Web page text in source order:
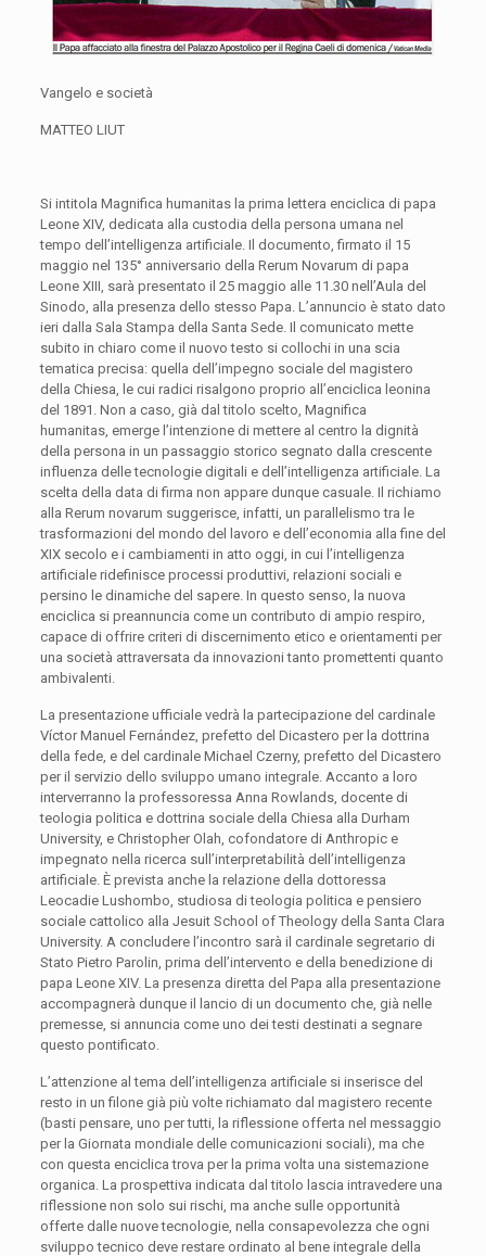
Vangelo e società
MATTEO LIUT
Si intitola Magnifica humanitasla prima lettera enciclica di papa
Leone XIV, dedicata alla custodia della persona umana nel
tempo dell’intelligenza artificiale. Il documento, firmato il 15
maggio nel 135° anniversario della Rerum Novarum di papa
Leone XIII, sarà presentato il 25 maggio alle 11.30 nell’Aula del
Sinodo, alla presenza dello stesso Papa. L’annuncio è stato dato
ieri dalla Sala Stampa della Santa Sede. Il comunicato mette
subito in chiaro come il nuovo testo si collochi in una scia
tematica precisa: quella dell’impegno sociale del magistero
della Chiesa, le cui radici risalgono proprio all’enciclica leonina
del 1891. Non a caso, già dal titolo scelto, Magnifica
humanitas, emerge l’intenzione di mettere al centro la dignità
della persona in un passaggio storico segnato dalla crescente
influenza delle tecnologie digitali e dell’intelligenza artificiale. La
scelta della data di firma non appare dunque casuale. Il richiamo
alla Rerum novarum suggerisce, infatti, un parallelismo tra le
trasformazioni del mondo del lavoro e dell’economia alla fine del
XIX secolo e i cambiamenti in atto oggi, in cui l’intelligenza
artificiale ridefinisce processi produttivi, relazioni sociali e
persino le dinamiche del sapere. In questo senso, la nuova
enciclica si preannuncia come un contributo di ampio respiro,
capace di offrire criteri di discernimento etico e orientamenti per
una società attraversata da innovazioni tanto promettenti quanto
ambivalenti.
La presentazione ufficiale vedrà la partecipazione del cardinale
Víctor Manuel Fernández, prefetto del Dicastero per la dottrina
della fede, e del cardinale Michael Czerny, prefetto del Dicastero
per il servizio dello sviluppo umano integrale. Accanto a loro
interverranno la professoressa Anna Rowlands, docente di
teologia politica e dottrina sociale della Chiesa alla Durham
University, e Christopher Olah, cofondatore di Anthropic e
impegnato nella ricerca sull’interpretabilità dell’intelligenza
artificiale. È prevista anche la relazione della dottoressa
Leocadie Lushombo, studiosa di teologia politica e pensiero
sociale cattolico alla Jesuit School of Theology della Santa Clara
University. A concludere l’incontro sarà il cardinale segretario di
Stato Pietro Parolin, prima dell’intervento e della benedizione di
papa Leone XIV. La presenza diretta del Papa alla presentazione
accompagnerà dunque il lancio di un documento che, già nelle
premesse, si annuncia come uno dei testi destinati a segnare
questo pontificato.
L’attenzione al tema dell’intelligenza artificiale si inserisce del
resto in un filone già più volte richiamato dal magistero recente
(basti pensare, uno per tutti, la riflessione offerta nel messaggio
per la Giornata mondiale dellecomunicazioni sociali), ma che
con questa enciclica trova per la prima volta una sistemazione
organica. La prospettiva indicata dal titolo lascia intravedere una
riflessione non solo sui rischi, ma anche sulle opportunità
offerte dalle nuove tecnologie, nella consapevolezza che ogni
sviluppo tecnico deve restare ordinato al bene integrale della